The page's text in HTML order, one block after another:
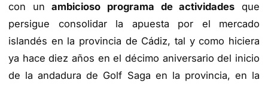
con unambicioso programa de actividades que
persigue consolidar la apuesta por el mercado
islandés en la provincia de Cádiz, tal y como hiciera
ya hace diez años en el décimo aniversario del inicio
de la andadura de Golf Saga en la provincia, en la